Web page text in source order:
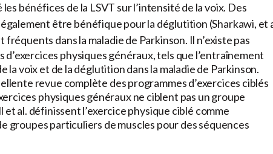
bénéfices de la LSVT sur l’intensité de la voix. Des
être bénéfique pour la déglutition (Sharkawi, et
dans la maladie de Parkinson. Il n’existe pas
physiques généraux, tels que l’entraînement
la voix et de la déglutition dans la maladie de Parkinson.
revue complète des programmes d’exercices ciblés
physiques généraux ne ciblent pas un groupe
al. définissent l’exercice physique ciblé comme
groupes particuliers de muscles pour des séquences